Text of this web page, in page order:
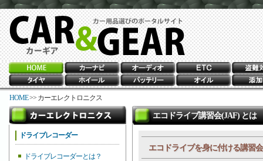
HOME>> カーエレクトロニクス
ドライブレコーダー
ドライブレコーダーとは？
エコドライブ講習会(JAF) とは
エコドライブを身に付ける講習会